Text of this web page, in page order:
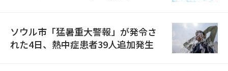
ソウル市「猛暑重大警報」が発令さ
れた4日、熱中症患者39人追加発生